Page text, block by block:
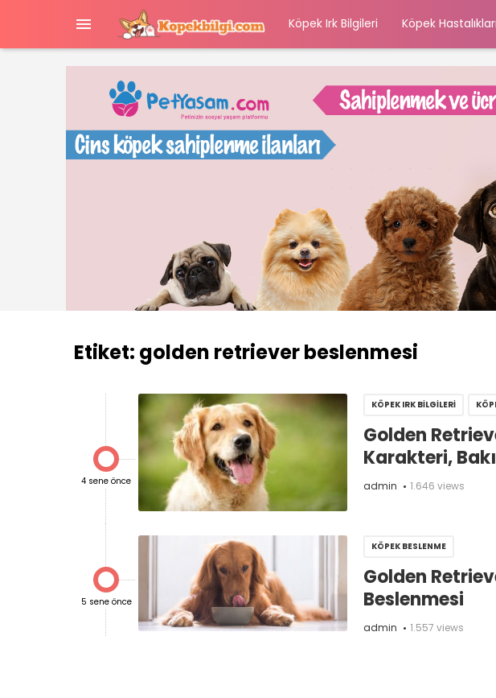
 Köpek Irk Bilgileri Köpek Hastalıkları
Etiket: golden retriever beslenmesi

4 sene önce
KÖPEK IRK BILGILERI
Golden
Karakteri,
admin 1.646 views

5 sene önce
KÖPEK BESLENME
Golden
Beslenmesi
admin 1.557 views